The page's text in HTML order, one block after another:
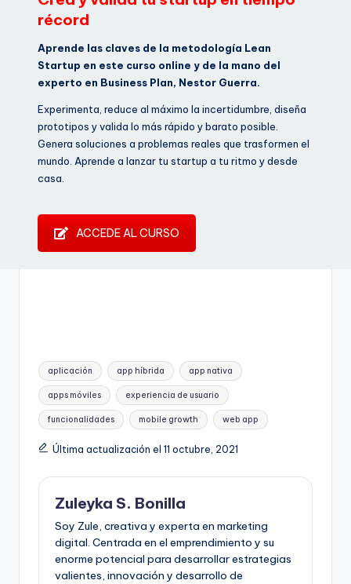
récord
Aprende las claves de la metodología Lean
Startup en este curso online y de la mano del
experto en Business Plan, Nestor Guerra.
Experimenta, reduce al máximo la incertidumbre, diseña
prototipos y valida lo más rápido y barato posible.
Genera soluciones a problemas reales que trasformen el
mundo. Aprende a lanzar tu startup a tu ritmo y desde
casa.
ACCEDE AL CURSO
Etiquetas:
aplicación app híbrida app nativa
apps móviles experiencia de usuario
funcionalidades mobile growth web app
Última actualización el 11 octubre, 2021
Zuleyka S. Bonilla
Soy Zule, creativa y experta en marketing
digital. Centrada en el emprendimiento y su
enorme potencial para desarrollar estrategias
valientes, innovación y desarrollo de